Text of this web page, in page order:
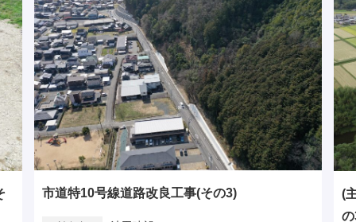
(主)小野藍本線 松沢バイパス道路改良工事(そ